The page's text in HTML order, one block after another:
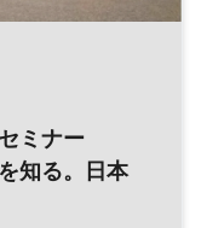
ミナー
知る。日本